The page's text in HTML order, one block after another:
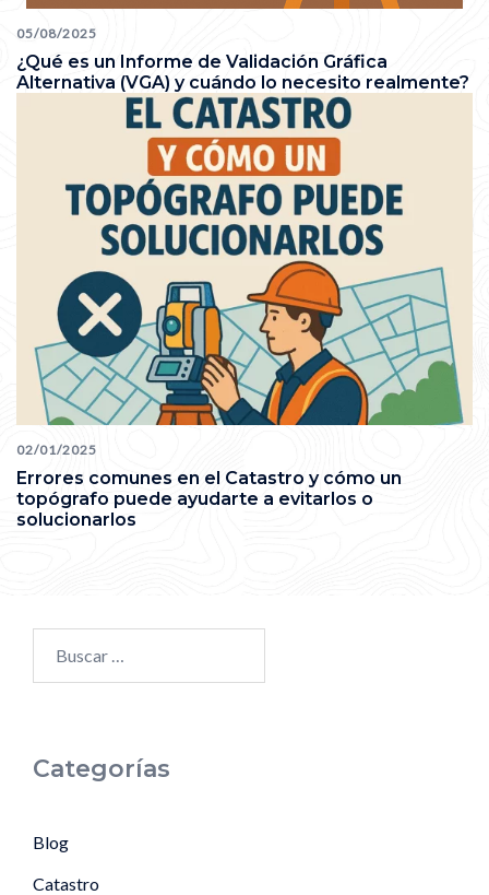
05/08/2025
¿Qué es un Informe de Validación Gráfica
Alternativa (VGA) y cuándo lo necesito realmente?
02/01/2025
Errores comunes en el Catastro y cómo un
topógrafo puede ayudarte a evitarlos o
solucionarlos
Categorías
Blog
Catastro